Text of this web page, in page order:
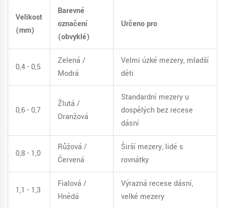
Velikost
(mm)
Barevné
označení
(obvyklé)
Určeno pro
0,4 - 0,5
Zelená /
Modrá
Velmi úzké mezery, mladší
děti
0,6 - 0,7
Žlutá /
Oranžová
Standardní mezery u
dospělých bez recese
dásní
0,8 - 1,0
Růžová /
Červená
Širší mezery, lidé s
rovnátky
1,1 - 1,3
Fialová /
Hnědá
Výrazná recese dásní,
velké mezery